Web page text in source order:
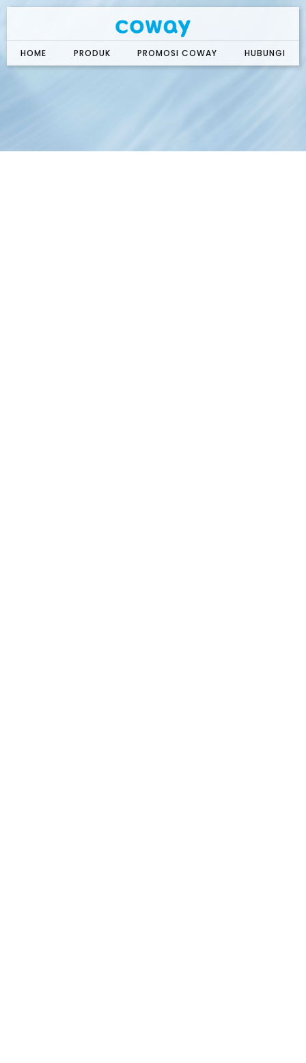
Skip
HOME PRODUK PROMOSI COWAY HUBUNGI